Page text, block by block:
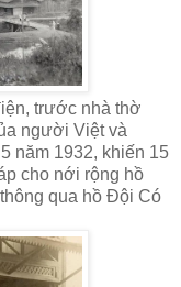
trước nhà thờ
người Việt và
năm 1932, khiến 15
cho nới rộng hồ
qua hồ Đội Có